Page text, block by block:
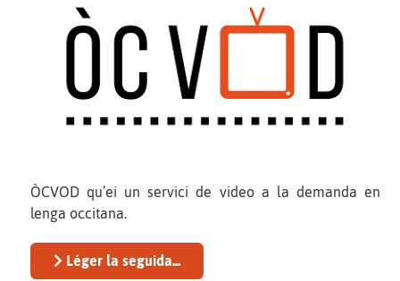
ÒCVOD qu’ei un servici de video a la demanda en
lenga occitana.
Léger la seguida...